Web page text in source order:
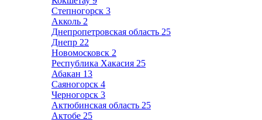
Степногорск 3
Акколь 2
Днепропетровская область 25
Днепр 22
Новомосковск 2
Республика Хакасия 25
Абакан 13
Саяногорск 4
Черногорск 3
Актюбинская область 25
Актобе 25